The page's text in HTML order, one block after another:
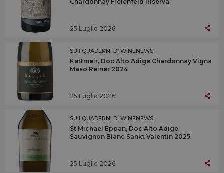
Chardonnay Freienfeld Riserva
25 Luglio 2026
SU I QUADERNI DI WINENEWS
Kettmeir, Doc Alto Adige Chardonnay Vigna
Maso Reiner 2024
25 Luglio 2026
SU I QUADERNI DI WINENEWS
St Michael Eppan, Doc Alto Adige
Sauvignon Blanc Sankt Valentin 2025
25 Luglio 2026